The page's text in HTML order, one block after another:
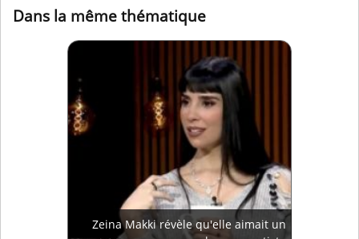
Dans la même thématique
Zeina Makki révèle qu'elle aimait un